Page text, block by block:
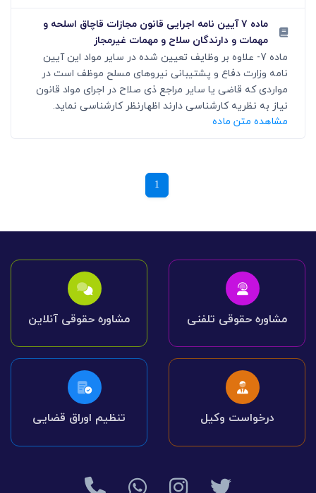
ماده ۷ آیین نامه اجرایی قانون مجازات قاچاق اسلحه و
مهمات و دارندگان سلاح و مهمات غیرمجاز
ماده 7- علاوه بر وظایف تعیین شده در سایر مواد این آیین
نامه وزارت دفاع و پشتیبانی نیروهای مسلح موظف است در
مواردی که قاضی یا سایر مراجع ذی صلاح در اجرای مواد قانون
نیاز به نظریه کارشناسی دارند اظهارنظر کارشناسی نماید.
مشاهده متن ماده
1
مشاوره حقوقی تلفنی مشاوره حقوقی آنلاین
درخواست وکیل تنظیم اوراق قضایی